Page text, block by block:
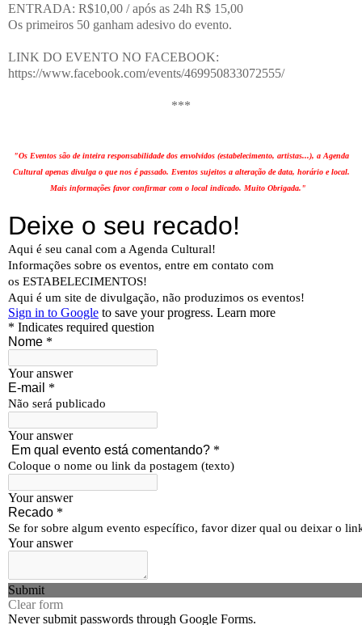
ENTRADA: R$10,00 / após as 24h R$ 15,00
Os primeiros 50 ganham adesivo do evento.
LINK DO EVENTO NO FACEBOOK:
https://www.facebook.com/events/469950833072555/
***
"Os Eventos são de inteira responsabilidade dos envolvidos (estabelecimento, artistas...), a Agenda
Cultural apenas divulga o que nos é passado. Eventos sujeitos a alteração de data, horário e local.
Mais informações favor confirmar com o local indicado. Muito Obrigada."